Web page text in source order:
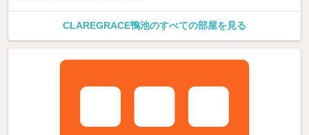
CLAREGRACE鴨池のすべての部屋を見る